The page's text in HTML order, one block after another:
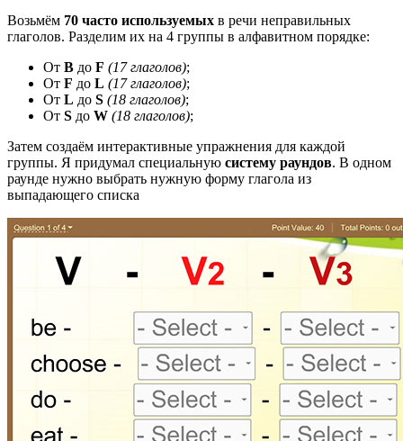
Возьмём 70 часто используемых в речи неправильных
глаголов. Разделим их на 4 группы в алфавитном порядке:
От B до F (17 глаголов);
От F до L (17 глаголов);
От L до S (18 глаголов);
От S до W (18 глаголов);
Затем создаём интерактивные упражнения для каждой
группы. Я придумал специальную систему раундов. В одном
раунде нужно выбрать нужную форму глагола из
выпадающего списка